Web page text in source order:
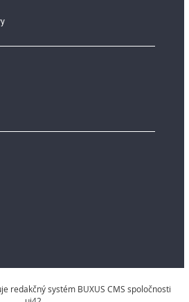
redakčný systém BUXUS CMS spoločnosti